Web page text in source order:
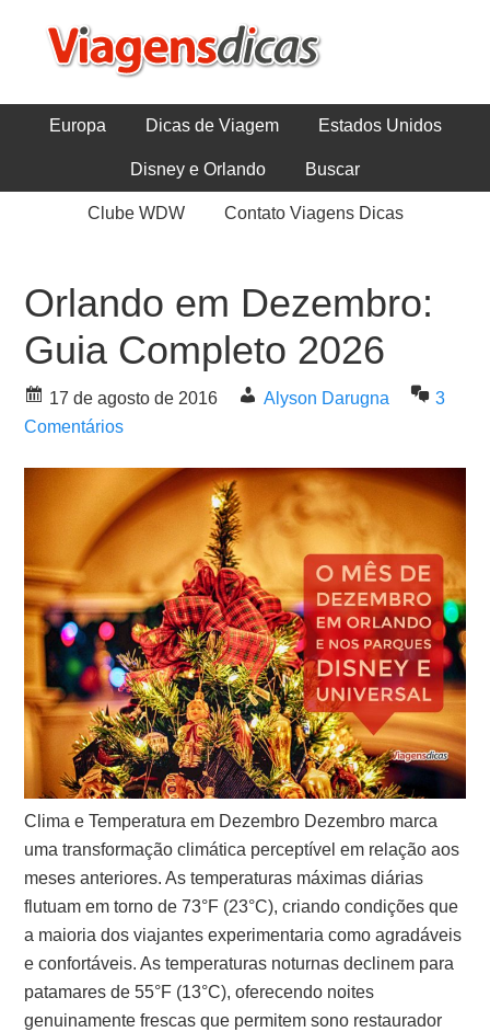
Europa Dicas de Viagem Estados Unidos
Disney e Orlando Buscar
Clube WDW Contato Viagens Dicas
Orlando em Dezembro:
Guia Completo 2026
17 de agosto de 2016 Alyson Darugna
3
Comentários
Clima e Temperatura em Dezembro Dezembro marca
uma transformação climática perceptível em relação aos
meses anteriores. As temperaturas máximas diárias
flutuam em torno de 73°F (23°C), criando condições que
a maioria dos viajantes experimentaria como agradáveis
e confortáveis. As temperaturas noturnas declinem para
patamares de 55°F (13°C), oferecendo noites
genuinamente frescas que permitem sono restaurador